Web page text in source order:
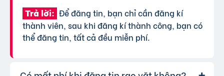
Trả lời: Để đăng tin, bạn chỉ cần đăng kí
thành viên, sau khi đăng kí thành công, bạn có
thể đăng tin, tất cả đều miễn phí.